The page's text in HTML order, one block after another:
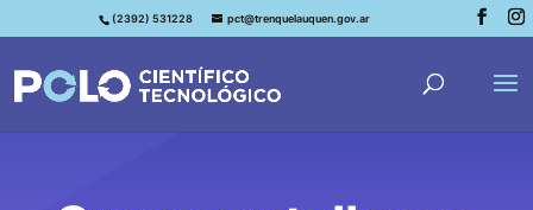
(2392) 531228 pct@trenquelauquen.gov.ar